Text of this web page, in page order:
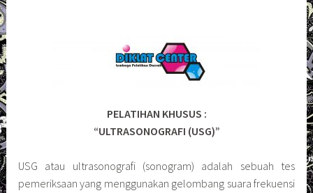
PELATIHAN KHUSUS :
“ULTRASONOGRAFI (USG)”
USG atau ultrasonografi (sonogram) adalah sebuah tes
pemeriksaan yang menggunakan gelombang suara frekuensi